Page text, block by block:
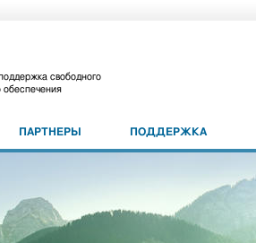
свободного
обеспечения
ПАРТНЕРЫ ПОДДЕРЖКА